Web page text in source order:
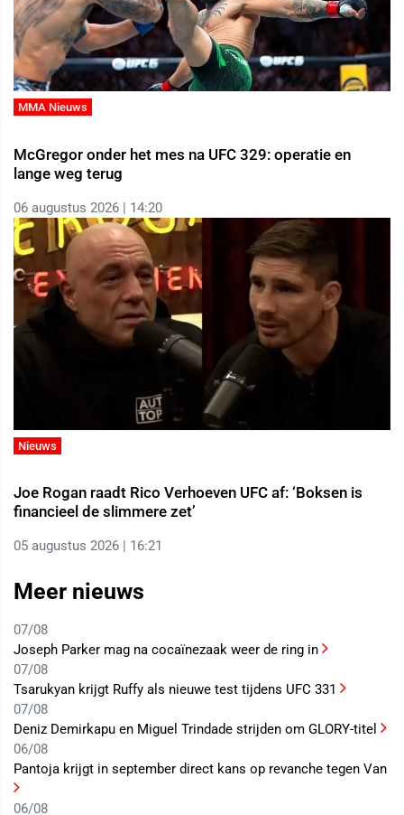
MMA Nieuws
McGregor onder het mes na UFC 329: operatie en
lange weg terug
06 augustus 2026 | 14:20
Nieuws
Joe Rogan raadt Rico Verhoeven UFC af: ‘Boksen is
financieel de slimmere zet’
05 augustus 2026 | 16:21
Meer nieuws
07/08
Joseph Parker mag na cocaïnezaak weer de ring in
07/08
Tsarukyan krijgt Ruffy als nieuwe test tijdens UFC 331
07/08
Deniz Demirkapu en Miguel Trindade strijden om GLORY-titel
06/08
Pantoja krijgt in september direct kans op revanche tegen Van
06/08